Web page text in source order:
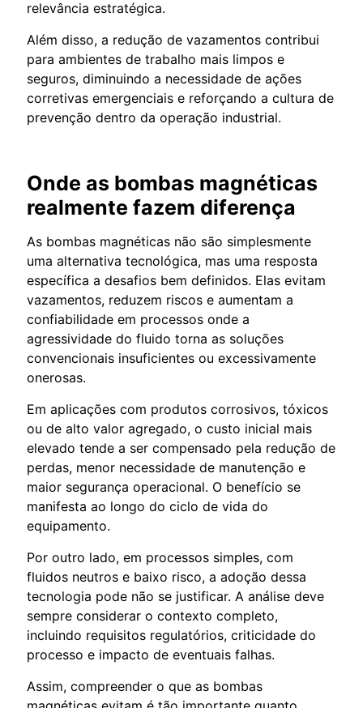
relevância estratégica.
Além disso, a redução de vazamentos contribui
para ambientes de trabalho mais limpos e
seguros, diminuindo a necessidade de ações
corretivas emergenciais e reforçando a cultura de
prevenção dentro da operação industrial.
Onde as bombas magnéticas
realmente fazem diferença
As bombas magnéticas não são simplesmente
uma alternativa tecnológica, mas uma resposta
específica a desafios bem definidos. Elas evitam
vazamentos, reduzem riscos e aumentam a
confiabilidade em processos onde a
agressividade do fluido torna as soluções
convencionais insuficientes ou excessivamente
onerosas.
Em aplicações com produtos corrosivos, tóxicos
ou de alto valor agregado, o custo inicial mais
elevado tende a ser compensado pela redução de
perdas, menor necessidade de manutenção e
maior segurança operacional. O benefício se
manifesta ao longo do ciclo de vida do
equipamento.
Por outro lado, em processos simples, com
fluidos neutros e baixo risco, a adoção dessa
tecnologia pode não se justificar. A análise deve
sempre considerar o contexto completo,
incluindo requisitos regulatórios, criticidade do
processo e impacto de eventuais falhas.
Assim, compreender o que as bombas